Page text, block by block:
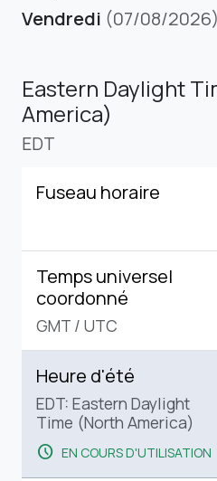
Vendredi (07/08/2026)
Eastern Daylight
America)
EDT
Fuseau horaire
Temps universel
coordonné
GMT / UTC
Heure d'été
EDT: Eastern Daylight
Time (North America)
schedule EN COURS D'UTILISATION